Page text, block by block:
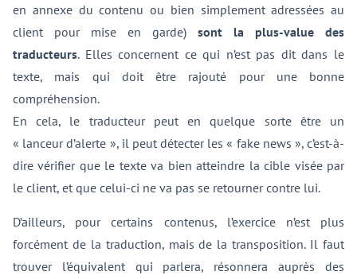
en annexe du contenu ou bien simplement adressées au
client pour mise en garde) sont la plus-value des
traducteurs. Elles concernent ce qui n’est pas dit dans le
texte, mais qui doit être rajouté pour une bonne
compréhension.
En cela, le traducteur peut en quelque sorte être un
« lanceur d’alerte », il peut détecter les « fake news », c’est-à-
dire vérifier que le texte va bien atteindre la cible visée par
le client, et que celui-ci ne va pas se retourner contre lui.
D’ailleurs, pour certains contenus, l’exercice n’est plus
forcément de la traduction, mais de la transposition. Il faut
trouver l’équivalent qui parlera, résonnera auprès des